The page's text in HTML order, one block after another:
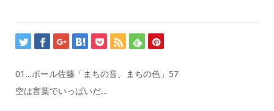
01…ポール佐藤「まちの音、まちの色」57
空は言葉でいっぱいだ…